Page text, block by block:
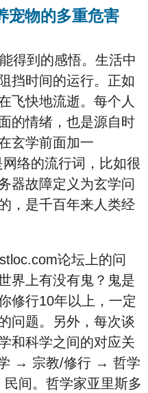
宠物的多重危害
得到的感悟。生活中
挡时间的运行。正如
飞快地流逝。每个人
的情绪，也是源自时
玄学前面加一
网络的流行词，比如很
器故障定义为玄学问
，是千百年来人类经
论坛上的问
界上有没有鬼？鬼是
修行10年以上，一定
问题。另外，每次谈
和科学之间的对应关
→ 宗教/修行 → 哲学
间。哲学家亚里斯多